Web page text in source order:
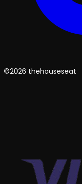
©2026 thehouseseat